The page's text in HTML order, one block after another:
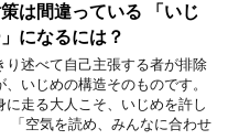
は間違っている 「いじ
になるには？
り述べて自己主張する者が排除
いじめの構造そのものです。
に走る大人こそ、いじめを許し
「空気を読め、みんなに合わせ